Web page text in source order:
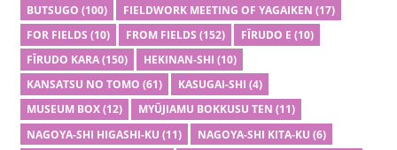
BUTSUGO (100) FIELDWORK MEETING OF YAGAIKEN (17)
FOR FIELDS (10) FROM FIELDS (152) FĪRUDO E (10)
FĪRUDO KARA(150) HEKINAN-SHI (10)
KANSATSU NO TOMO (61) KASUGAI-SHI (4)
MUSEUM BOX(12) MYŪJIAMU BOKKUSU TEN (11)
NAGOYA-SHI HIGASHI-KU (11) NAGOYA-SHI KITA-KU (6)